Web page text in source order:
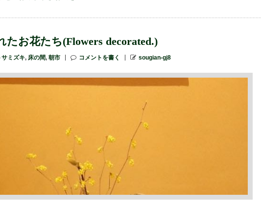
たお花たち(Flowers decorated.)
サミズキ, 床の間, 朝市 コメントを書く sougian-gj8